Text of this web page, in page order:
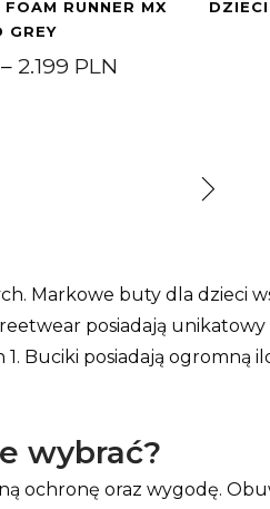
RUNNER MX
GREY
– 2.199 PLN Zakres cen:
Markowe buty dla dzieci
posiadają unikatowy
Buciki posiadają ogromną
wybrać?
ochronę oraz wygodę.